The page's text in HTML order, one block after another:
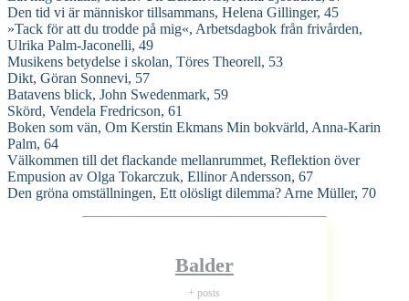
Den tid vi är människor tillsammans, Helena Gillinger, 45
»Tack för att du trodde på mig«, Arbetsdagbok från frivården,
Ulrika Palm-Jaconelli, 49
Musikens betydelse i skolan, Töres Theorell, 53
Dikt, Göran Sonnevi, 57
Batavens blick, John Swedenmark, 59
Skörd, Vendela Fredricson, 61
Boken som vän, Om Kerstin Ekmans Min bokvärld, Anna-Karin
Palm, 64
Välkommen till det flackande mellanrummet, Reflektion över
Empusion av Olga Tokarczuk, Ellinor Andersson, 67
Den gröna omställningen, Ett olösligt dilemma? Arne Müller, 70
Balder
+ posts